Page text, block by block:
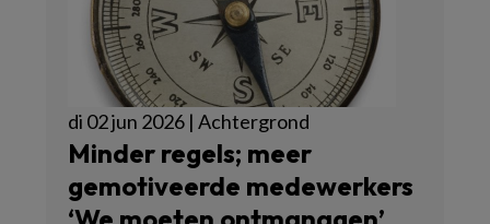
di 02 jun 2026 | Achtergrond
Minder regels; meer
gemotiveerde medewerkers